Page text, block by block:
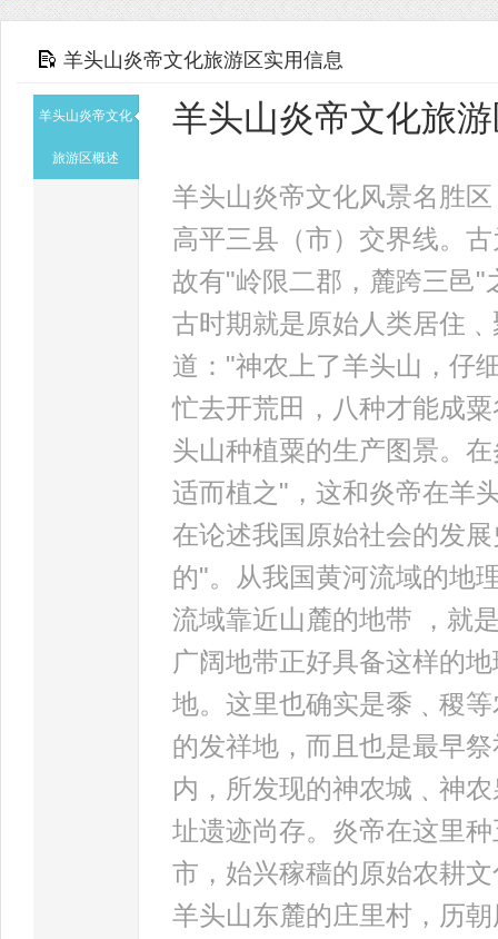
羊头山炎帝文化旅游区实用信息
羊头山炎帝文化
旅游区概述
羊头山炎帝文化旅
羊头山炎帝文化风景名胜
高平三县（市）交界线。
故有"岭限二郡，麓跨三邑"
古时期就是原始人类居住
道："神农上了羊头山，仔
忙去开荒田，八种才能成
头山种植粟的生产图景。
适而植之"，这和炎帝在羊
在论述我国原始社会的发
的"。从我国黄河流域的地
流域靠近山麓的地带 ，就
广阔地带正好具备这样的
地。这里也确实是黍﹑稷
的发祥地，而且也是最早
内，所发现的神农城﹑神
址遗迹尚存。炎帝在这里
市，始兴稼穑的原始农耕
羊头山东麓的庄里村，历